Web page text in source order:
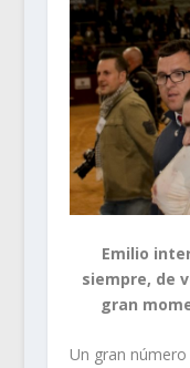
Emilio
siempre, de
gran
Un gran